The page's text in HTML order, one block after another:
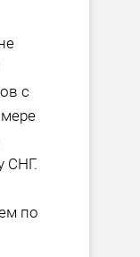
с
СНГ.
по